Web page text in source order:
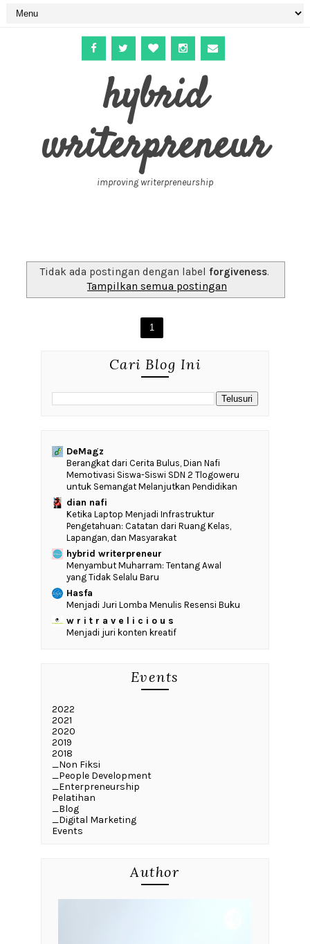
hybrid
writerpreneur
improving writerpreneurship
Tidak ada postingan dengan label forgiveness.
Tampilkan semua postingan
1
Cari Blog Ini
DeMagz
‎Berangkat dari Cerita Bulus, Dian Nafi
Memotivasi Siswa-Siswi SDN 2 Tlogoweru
untuk Semangat Melanjutkan Pendidikan
dian nafi
Ketika Laptop Menjadi Infrastruktur
Pengetahuan: Catatan dari Ruang Kelas,
Lapangan, dan Masyarakat
hybrid writerpreneur
Menyambut Muharram: Tentang Awal
yang Tidak Selalu Baru
Hasfa
Menjadi Juri Lomba Menulis Resensi Buku
w r i t r a v e l i c i o u s
Menjadi juri konten kreatif
Events
2022
2021
2020
2019
2018
_Non Fiksi
_People Development
_Enterpreneurship
Pelatihan
_Blog
_Digital Marketing
Events
Author